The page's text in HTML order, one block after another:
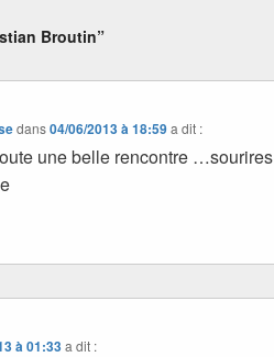
Broutin”
dans04/06/2013 à 18:59a dit :
une belle rencontre …sourires
à 01:33a dit :